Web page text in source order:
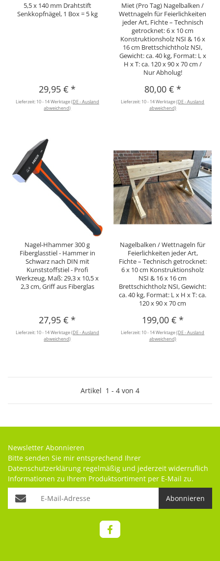
5,5 x 140 mm Drahtstift
Senkkopfnägel, 1 Box = 5 kg
29,95 €*
Lieferzeit: 10 - 14 Werktage(DE - Ausland
abweichend)
Miet (Pro Tag) Nagelbalken /
Wettnageln für Feierlichkeiten
jeder Art, Fichte – Technisch
getrocknet: 6 x 10 cm
Konstruktionsholz NSI & 16 x
16 cm Brettschichtholz NSI,
Gewicht: ca. 40 kg, Format: L x
H x T: ca. 120 x 90 x 70 cm /
Nur Abholug!
80,00 € *
Lieferzeit: 10 - 14 Werktage(DE - Ausland
abweichend)
Nagel-Hhammer 300 g
Fiberglasstiel - Hammer in
Schwarz nach DIN mit
Kunststoffstiel - Profi
Werkzeug, Maß: 29,3 x 10,5 x
2,3 cm, Griff aus Fiberglas
27,95 €*
Lieferzeit: 10 - 14 Werktage(DE - Ausland
abweichend)
Nagelbalken / Wettnageln für
Feierlichkeiten jeder Art,
Fichte – Technisch getrocknet:
6 x 10 cm Konstruktionsholz
NSI & 16 x 16 cm
Brettschichtholz NSI, Gewicht:
ca. 40 kg, Format: L x H x T: ca.
120 x 90 x 70 cm
199,00 € *
Lieferzeit: 10 - 14 Werktage(DE - Ausland
abweichend)
Artikel 1 - 4 von 4
Newsletter Abonnieren
Bitte senden Sie mir entsprechend Ihrer
Datenschutzerklärung regelmäßig und jederzeit widerruflich
Informationen zu Ihrem Produktsortiment per E-Mail zu.
Abonnieren